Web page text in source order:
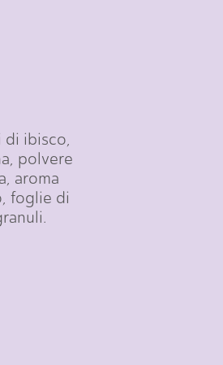
di ibisco,
polvere
aroma
foglie di